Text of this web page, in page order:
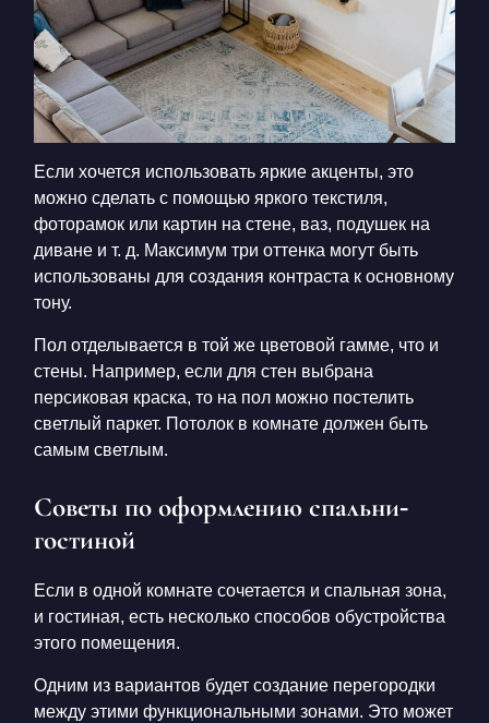
Если хочется использовать яркие акценты, это
можно сделать с помощью яркого текстиля,
фоторамок или картин на стене, ваз, подушек на
диване и т. д. Максимум три оттенка могут быть
использованы для создания контраста к основному
тону.
Пол отделывается в той же цветовой гамме, что и
стены. Например, если для стен выбрана
персиковая краска, то на пол можно постелить
светлый паркет. Потолок в комнате должен быть
самым светлым.
Советы по оформлению спальни-
гостиной
Если в одной комнате сочетается и спальная зона,
и гостиная, есть несколько способов обустройства
этого помещения.
Одним из вариантов будет создание перегородки
между этими функциональными зонами. Это может